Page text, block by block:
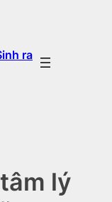
ra
lý